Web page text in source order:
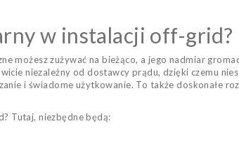
w instalacji off-grid?
możesz zużywać na bieżąco, a jego nadmiar
niezależny od dostawcy prądu, dzięki czemu
i świadome użytkowanie. To także doskonałe
Tutaj, niezbędne będą: